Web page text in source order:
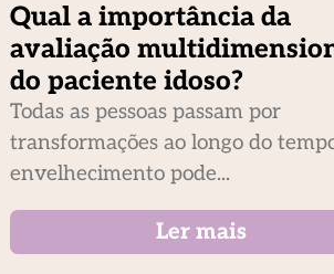
Qual a importância da
avaliação
do paciente idoso?
Todas as pessoas passam por
transformações ao longo do
envelhecimento pode...
Ler mais